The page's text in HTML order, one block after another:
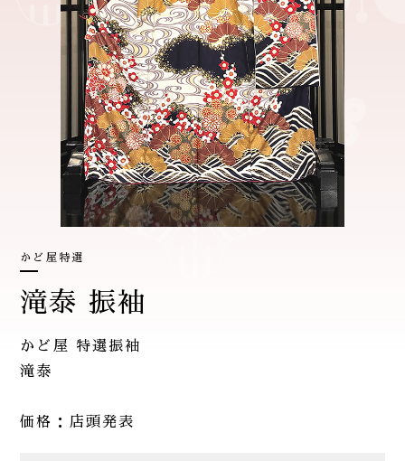
かど屋特選
滝泰 振袖
かど屋 特選振袖
滝泰
価格：店頭発表